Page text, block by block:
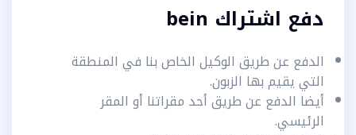
دفع اشتراك bein
الدفع عن طريق الوكيل الخاص بنا في المنطقة
التي يقيم بها الزبون.
أيضا الدفع عن طريق أحد مقراتنا أو المقر
الرئيسي.